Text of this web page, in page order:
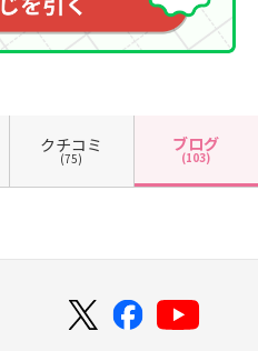
クチコミ
(75)
ブログ
(103)